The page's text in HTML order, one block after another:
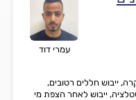
עמרי דוד
ייבוש חללים רטובים,
ייבוש לאחר הצפת מי